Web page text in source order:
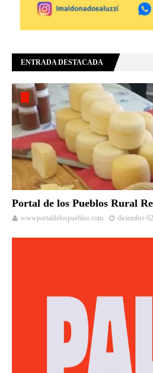
ENTRADA DESTACADA
Portal de los Pueblos Rural
wwwportaldelospueblos.com diciembre